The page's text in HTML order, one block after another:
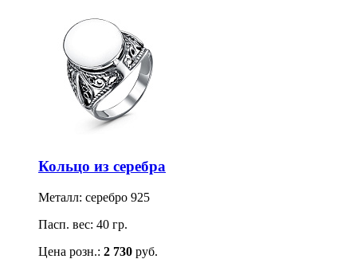
Кольцо из серебра
Металл: серебро 925
Пасп. вес: 40 гр.
Цена розн.: 2 730 руб.